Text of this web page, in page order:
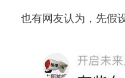
也有网友认为，先假